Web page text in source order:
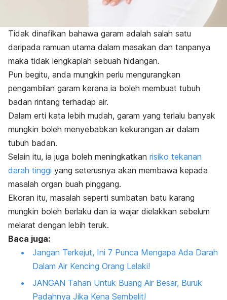
Tidak dinafikan bahawa garam adalah salah satu
daripada ramuan utama dalam masakan dan tanpanya
maka tidak lengkaplah sebuah hidangan.
Pun begitu, anda mungkin perlu mengurangkan
pengambilan garam kerana ia boleh membuat tubuh
badan rintang terhadap air.
Dalam erti kata lebih mudah, garam yang terlalu banyak
mungkin boleh menyebabkan kekurangan air dalam
tubuh badan.
Selain itu, ia juga boleh meningkatkan risiko tekanan
darah tinggi yang seterusnya akan membawa kepada
masalah organ buah pinggang.
Ekoran itu, masalah seperti sumbatan batu karang
mungkin boleh berlaku dan ia wajar dielakkan sebelum
melarat dengan lebih teruk.
Baca juga:
Jangan Terkejut, Ini 7 Punca Mengapa Ada Darah
Dalam Air Kencing Orang Lelaki!
JANGAN Tahan Untuk Buang Air Besar, Buruk
Padahnya Jika Kena Sembelit!